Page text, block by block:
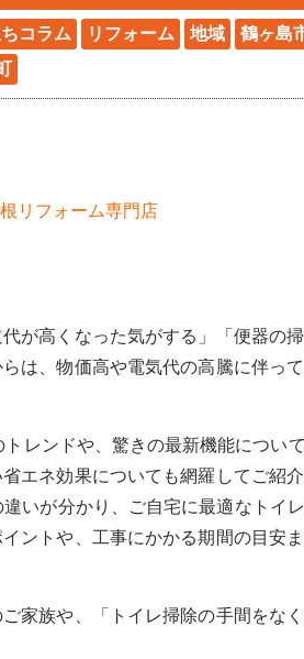
コラム リフォーム 地域 鶴ヶ島
リフォーム専門店
が高くなった気がする」「便器の
は、物価高や電気代の高騰に伴っ
レンドや、驚きの最新機能につい
エネ効果についても網羅してご紹
いが分かり、ご自宅に最適なトイ
ントや、工事にかかる期間の目安
家族や、「トイレ掃除の手間をな